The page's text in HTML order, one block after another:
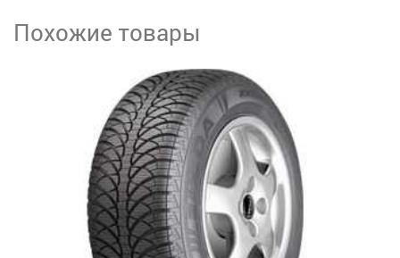
Похожие товары